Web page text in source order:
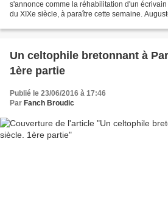
s'annonce comme la réhabilitation d'un
du XIXe siècle, à paraître cette semaine.
Un celtophile bretonnant à
1ère partie
Publié le 23/06/2016 à 17:46
Par Fanch Broudic